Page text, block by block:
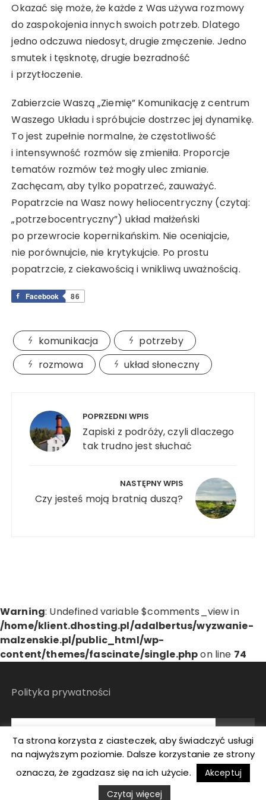
Okazać się może, że każde z Was używa rozmowy
do zaspokojenia innych swoich potrzeb. Dlatego
jedno odczuwa niedosyt, drugie zmęczenie. Jedno
smutek i tęsknotę, drugie bezradność
i przytłoczenie.
Zabierzcie Waszą „Ziemię” Komunikację z centrum
Waszego Układu i spróbujcie dostrzec jej dynamikę.
To jest zupełnie normalne, że częstotliwość
i intensywność rozmów się zmieniła. Proporcje
tematów rozmów też mogły ulec zmianie.
Zachęcam, aby tylko popatrzeć, zauważyć.
Popatrzcie na Wasz nowy heliocentryczny (czytaj:
„potrzebocentryczny”) układ małżeński
po przewrocie kopernikańskim. Nie oceniajcie,
nie porównujcie, nie krytykujcie. Po prostu
popatrzcie, z ciekawością i wnikliwą uważnością.
Facebook 86
komunikacja
potrzeby
rozmowa
układ słoneczny
wpisu POPRZEDNI WPIS
Zapiski z podróży, czyli dlaczego
tak trudno jest słuchać
NASTĘPNY WPIS
Czy jesteś moją bratnią duszą?
Warning: Undefined variable $comments_view in
/home/klient.dhosting.pl/adalbertus/wyzwanie-
malzenskie.pl/public_html/wp-
content/themes/fascinate/single.phpon line 74
Polityka prywatności
Maja i Wojtek Pietkiewicz - Wyzwanie Małżeńskie
Fascinate Motyw odThemebeez
Ta strona korzysta z ciasteczek, aby świadczyć usługi
na najwyższym poziomie. Dalsze korzystanie ze strony
oznacza, że zgadzasz się na ich użycie.
Akceptuj
Czytaj więcej